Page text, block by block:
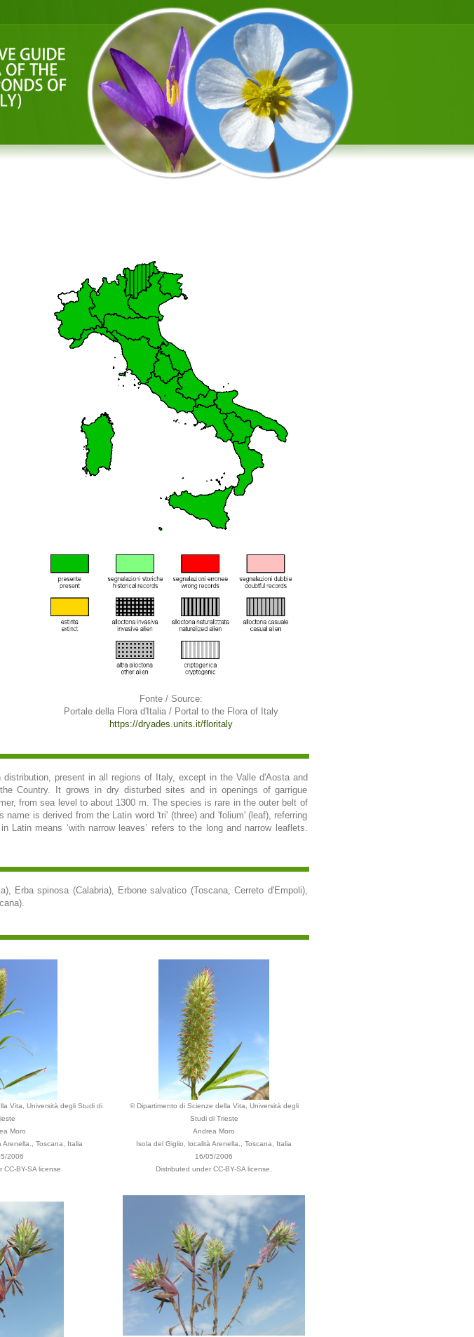
Fonte / Source:
Portale della Flora d'Italia / Portal to the Flora of Italy
https://dryades.units.it/floritaly
present in all regions of Italy, except in the Valle d'Aosta and
Country. It grows in dry disturbed sites and in openings of garrigue
from sea level to about 1300 m. The species is rare in the outer belt of
is derived from the Latin word 'tri' (three) and 'folium' (leaf), referring
means ‘with narrow leaves’ refers to the long and narrow leaflets.
Erba spinosa (Calabria), Erbone salvatico (Toscana, Cerreto d'Empoli),
Vita, Università degli Studi di
Moro
Arenella., Toscana, Italia
2006
BY-SA license.
© Dipartimento di Scienze della Vita, Università degli
Studi di Trieste
Andrea Moro
Isola del Giglio, località Arenella., Toscana, Italia
16/05/2006
Distributed under CC-BY-SA license.